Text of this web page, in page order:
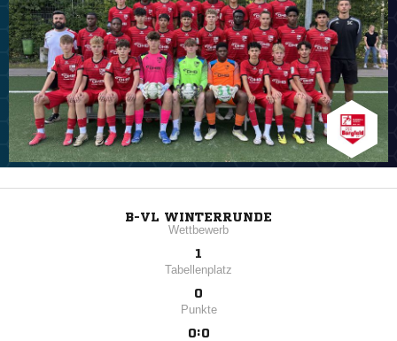
B-VL WINTERRUNDE
Wettbewerb
1
Tabellenplatz
0
Punkte
0:0